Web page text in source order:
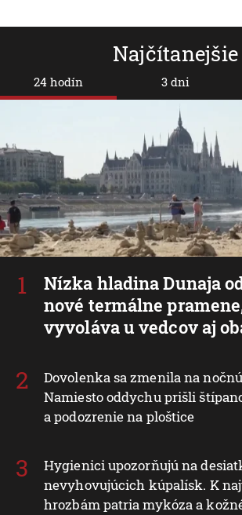
Najčítanejšie
24 hodín
Nízka hladina Dunaja
nové termálne
vyvoláva u vedcov aj
Dovolenka sa zmenila na
Namiesto oddychu prišli
a podozrenie na ploštice
Hygienici upozorňujú na
nevyhovujúcich kúpalísk. K
hrozbám patria mykóza a
3 dni